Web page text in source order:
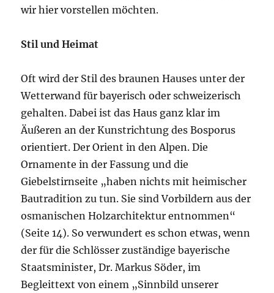
wir hier vorstellen möchten.
Stil und Heimat
Oft wird der Stil des braunen Hauses unter der
Wetterwand für bayerisch oder schweizerisch
gehalten. Dabei ist das Haus ganz klar im
Äußeren an der Kunstrichtung des Bosporus
orientiert. Der Orient in den Alpen. Die
Ornamente in der Fassung und die
Giebelstirnseite „haben nichts mit heimischer
Bautradition zu tun. Sie sind Vorbildern aus der
osmanischen Holzarchitektur entnommen“
(Seite 14). So verwundert es schon etwas, wenn
der für die Schlösser zuständige bayerische
Staatsminister, Dr. Markus Söder, im
Begleittext von einem „Sinnbild unserer